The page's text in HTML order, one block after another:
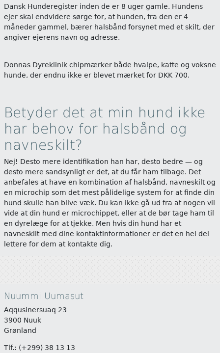
Dansk Hunderegister inden de er 8 uger gamle. Hundens
ejer skal endvidere sørge for, at hunden, fra den er 4
måneder gammel, bærer halsbånd forsynet med et skilt, der
angiver ejerens navn og adresse.
Donnas Dyreklinik chipmærker både hvalpe, katte og voksne
hunde, der endnu ikke er blevet mærket for DKK 700.
Betyder det at min hund ikke
har behov for halsbånd og
navneskilt?
Nej! Desto mere identifikation han har, desto bedre — og
desto mere sandsynligt er det, at du får ham tilbage. Det
anbefales at have en kombination af halsbånd, navneskilt og
en microchip som det mest pålidelige system for at finde din
hund skulle han blive væk. Du kan ikke gå ud fra at nogen vil
vide at din hund er microchippet, eller at de bør tage ham til
en dyrelæge for at tjekke. Men hvis din hund har et
navneskilt med dine kontaktinformationer er det en hel del
lettere for dem at kontakte dig.
Nuummi Uumasut
Aqqusinersuaq 23
3900 Nuuk
Grønland
Tlf.: (+299) 38 13 13